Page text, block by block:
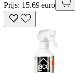
Prijs: 15.69 euro